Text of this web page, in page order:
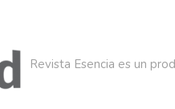
Revista Esencia es un